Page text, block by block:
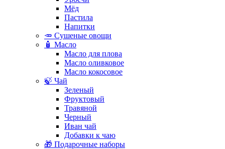
Мёд
Пастила
Напитки
🥕 Сушеные овощи
🧴 Масло
Масло для плова
Масло оливковое
Масло кокосовое
🍃 Чай
Зеленый
Фруктовый
Травяной
Черный
Иван чай
Добавки к чаю
🎁 Подарочные наборы